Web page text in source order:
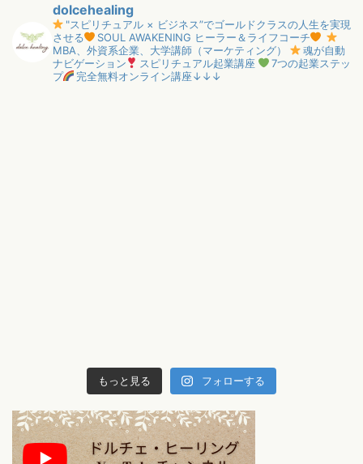
dolcehealing
"スピリチュアル × ビジネス”でゴールドクラスの人生を実現
させる
SOUL AWAKENING ヒーラー＆ライフコーチ
MBA、外資系企業、大学講師（マーケティング）
魂が自動
ナビゲーション
スピリチュアル起業講座
7つの起業ステッ
プ
完全無料オンライン講座↓↓↓
もっと見る フォローする